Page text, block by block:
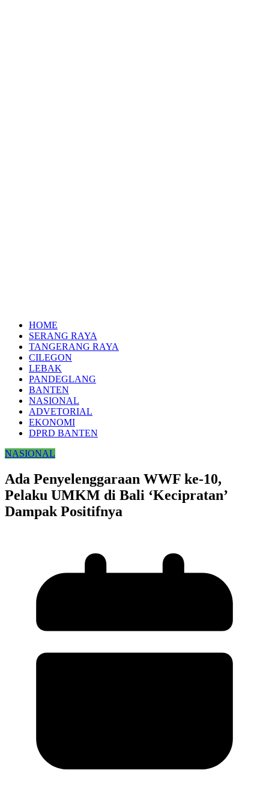
HOME
SERANG RAYA
TANGERANG RAYA
CILEGON
LEBAK
PANDEGLANG
BANTEN
NASIONAL
ADVETORIAL
EKONOMI
DPRD BANTEN
NASIONAL
Ada Penyelenggaraan WWF ke-10,
Pelaku UMKM di Bali ‘Kecipratan’
Dampak Positifnya